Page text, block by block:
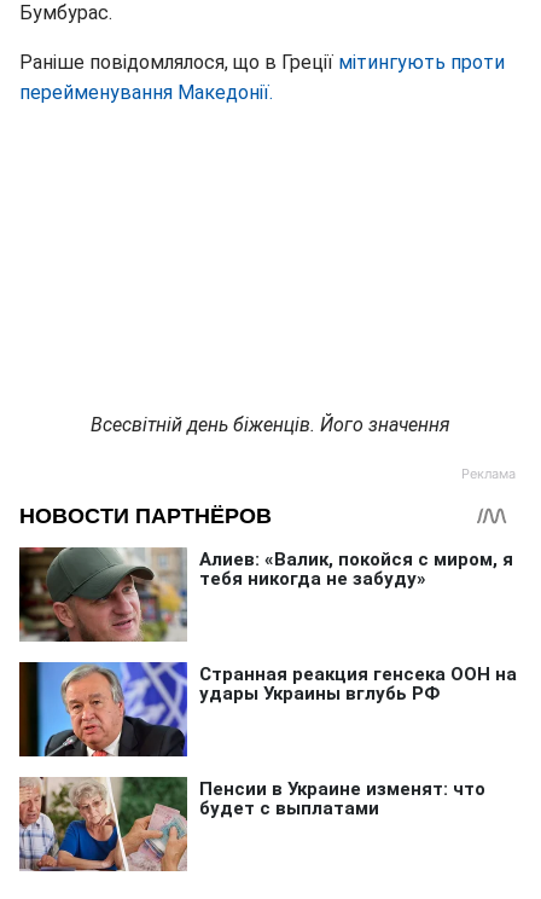
Бумбурас.
Раніше повідомлялося, що в Греції мітингують проти
перейменування Македонії.
Всесвітній день біженців. Його значення